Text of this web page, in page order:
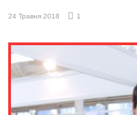
24 Травня 2018 1